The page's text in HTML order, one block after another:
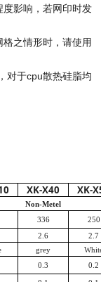
影响，若网印时发
之情形时，请使用
对于cpu散热硅脂均
XK-X40 XK-
Non-Metel
336 250
2.6
2.7
grey
White
0.3 0.2